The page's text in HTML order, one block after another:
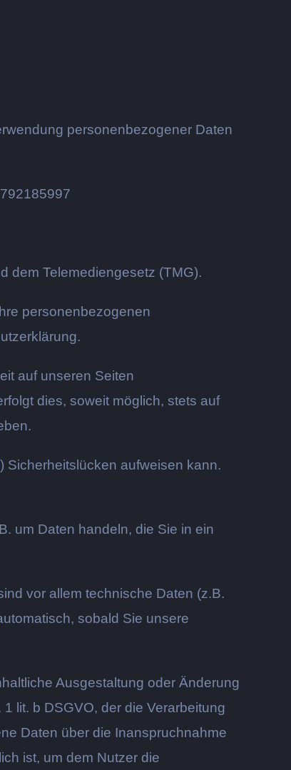
personenbezogener Daten
dem Telemediengesetz (TMG).
personenbezogenen
auf unseren Seiten
dies, soweit möglich, stets auf
Sicherheitslücken aufweisen kann.
um Daten handeln, die Sie in ein
vor allem technische Daten (z.B.
sobald Sie unsere
Ausgestaltung oder Änderung
lit. b DSGVO, der die Verarbeitung
Daten über die Inanspruchnahme
ist, um dem Nutzer die